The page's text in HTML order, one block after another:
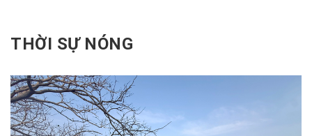
THỜI SỰ NÓNG